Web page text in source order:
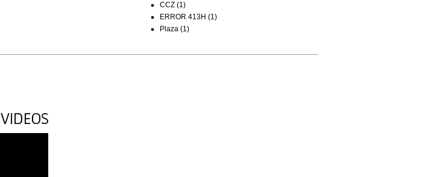
CCZ (1)
ERROR 413H (1)
Plaza (1)